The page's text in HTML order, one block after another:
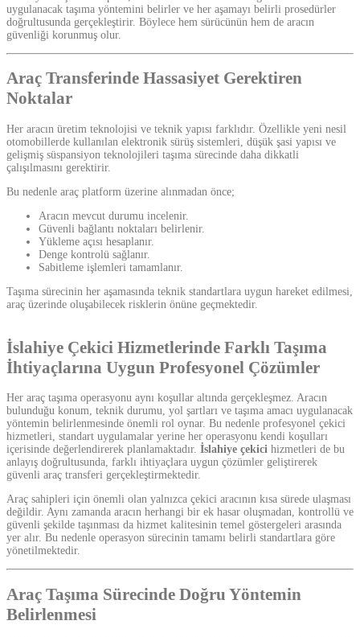
uygulanacak taşıma yöntemini belirler ve her aşamayı belirli prosedürler
doğrultusunda gerçekleştirir. Böylece hem sürücünün hem de aracın
güvenliği korunmuş olur.
Araç Transferinde Hassasiyet Gerektiren
Noktalar
Her aracın üretim teknolojisi ve teknik yapısı farklıdır. Özellikle yeni nesil
otomobillerde kullanılan elektronik sürüş sistemleri, düşük şasi yapısı ve
gelişmiş süspansiyon teknolojileri taşıma sürecinde daha dikkatli
çalışılmasını gerektirir.
Bu nedenle araç platform üzerine alınmadan önce;
Aracın mevcut durumu incelenir.
Güvenli bağlantı noktaları belirlenir.
Yükleme açısı hesaplanır.
Denge kontrolü sağlanır.
Sabitleme işlemleri tamamlanır.
Taşıma sürecinin her aşamasında teknik standartlara uygun hareket edilmesi,
araç üzerinde oluşabilecek risklerin önüne geçmektedir.
İslahiye Çekici Hizmetlerinde Farklı Taşıma
İhtiyaçlarına Uygun Profesyonel Çözümler
Her araç taşıma operasyonu aynı koşullar altında gerçekleşmez. Aracın
bulunduğu konum, teknik durumu, yol şartları ve taşıma amacı uygulanacak
yöntemin belirlenmesinde önemli rol oynar. Bu nedenle profesyonel çekici
hizmetleri, standart uygulamalar yerine her operasyonu kendi koşulları
içerisinde değerlendirerek planlamaktadır. İslahiye çekici hizmetleri de bu
anlayış doğrultusunda, farklı ihtiyaçlara uygun çözümler geliştirerek
güvenli araç transferi gerçekleştirmektedir.
Araç sahipleri için önemli olan yalnızca çekici aracının kısa sürede ulaşması
değildir. Aynı zamanda aracın herhangi bir ek hasar oluşmadan, kontrollü ve
güvenli şekilde taşınması da hizmet kalitesinin temel göstergeleri arasında
yer alır. Bu nedenle operasyon sürecinin tamamı belirli standartlara göre
yönetilmektedir.
Araç Taşıma Sürecinde Doğru Yöntemin
Belirlenmesi